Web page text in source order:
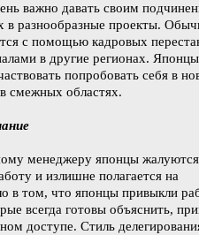
важно давать своим
в разнообразные проекты.
с помощью кадровых
в другие регионах. Японцы
попробовать себя в
смежных областях.
менеджеру японцы
и излишне полагается на
в том, что японцы привыкли
всегда готовы объяснить,
доступе. Стиль